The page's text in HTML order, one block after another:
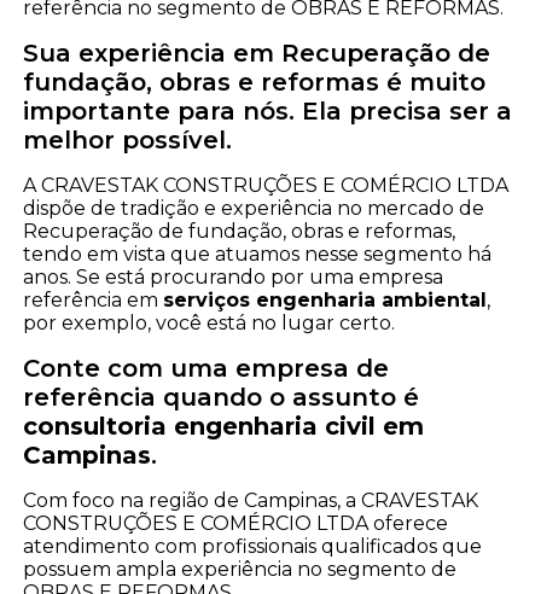
referência no segmento de OBRAS E REFORMAS.
Sua experiência em Recuperação de
fundação, obras e reformas é muito
importante para nós. Ela precisa ser a
melhor possível.
A CRAVESTAK CONSTRUÇÕES E COMÉRCIO LTDA
dispõe de tradição e experiência no mercado de
Recuperação de fundação, obras e reformas,
tendo em vista que atuamos nesse segmento há
anos. Se está procurando por uma empresa
referência em serviços engenharia ambiental,
por exemplo, você está no lugar certo.
Conte com uma empresa de
referência quando o assunto é
consultoria engenharia civil em
Campinas.
Com foco na região de Campinas, a CRAVESTAK
CONSTRUÇÕES E COMÉRCIO LTDA oferece
atendimento com profissionais qualificados que
possuem ampla experiência no segmento de